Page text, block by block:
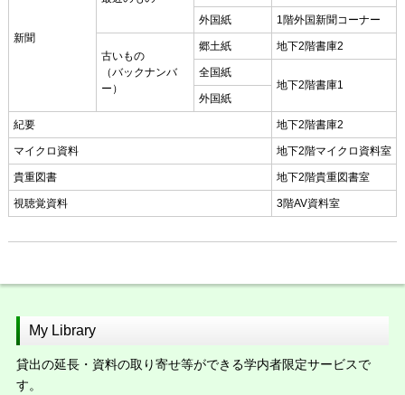
新聞
外国紙 1階外国新聞コーナー
古いもの
（バックナンバ
ー）
郷土紙 地下2階書庫2
全国紙
地下2階書庫1
外国紙
紀要 地下2階書庫2
マイクロ資料 地下2階マイクロ資料室
貴重図書 地下2階貴重図書室
視聴覚資料 3階AV資料室
My Library
貸出の延長・資料の取り寄せ等ができる学内者限定サービスで
す。